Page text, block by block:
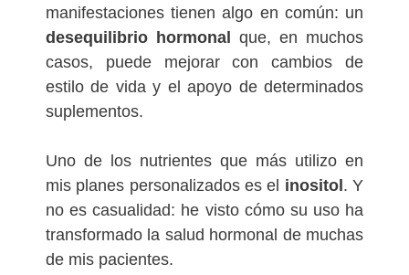
manifestaciones tienen algo en común: un
desequilibrio hormonal que, en muchos
casos, puede mejorar con cambios de
estilo de vida y el apoyo de determinados
suplementos.
Uno de los nutrientes que más utilizo en
mis planes personalizados es el inositol. Y
no es casualidad: he visto cómo su uso ha
transformado la salud hormonal de muchas
de mis pacientes.